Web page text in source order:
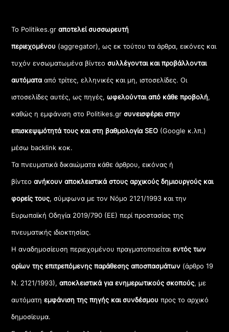
Το Politikes.grαποτελεί συσσωρευτή
περιεχομένου (aggregator), ως εκ τούτου τα άρθρα, εικόνες και
τυχόν ενσωματωμένα βίντεοσυλλέγονται και προβάλλονται
αυτόματααπό τρίτες, ελληνικές και μη, ιστοσελίδες. Οι
ιστοσελίδες αυτές, ως πηγές,ωφελούνται από κάθε προβολή,
καθώς η εμφάνιση στο Politikes.gr συνεισφέρει στην
επισκεψιμότητά τους και στη βαθμολογία SEO (Google κ.λπ.)
μέσω backlink κοκ.
Τα πνευματικά δικαιώματα κάθε άρθρου, εικόνας ή
βίντεοανήκουν αποκλειστικά στους αρχικούς δημιουργούς και
φορείς τους, σύμφωνα με τον Νόμο 2121/1993 και την
Ευρωπαϊκή Οδηγία 2019/790 (ΕΕ) περί προστασίας της
πνευματικής ιδιοκτησίας.
Η αναδημοσίευση περιεχομένου πραγματοποιείταιεντός των
ορίων της επιτρεπόμενης παράθεσης αποσπασμάτων (άρθρο 19
Ν. 2121/1993), αποκλειστικά για ενημερωτικούς σκοπούς, με
αυτόματηεμφάνιση της πηγής και συνδέσμου προς το αρχικό
δημοσίευμα.